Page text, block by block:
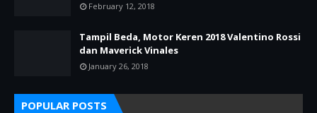
February 12, 2018
Tampil Beda, Motor Keren 2018 Valentino Rossi
dan Maverick Vinales
January 26, 2018
POPULAR POSTS